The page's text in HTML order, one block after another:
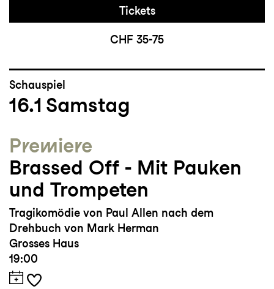
Tickets
CHF 35-75
Schauspiel
16.1 Samstag
Premiere
Brassed Off - Mit Pauken
und Trompeten
Tragikomödie von Paul Allen nach dem
Drehbuch von Mark Herman
Grosses Haus
19:00